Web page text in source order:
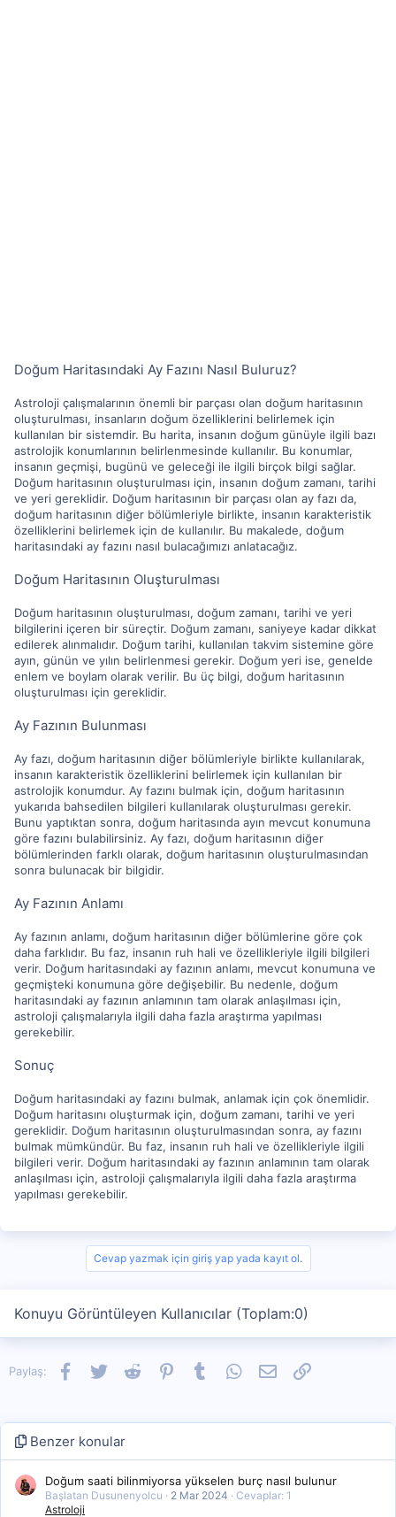
Doğum Haritasındaki Ay Fazını Nasıl Buluruz?
Astroloji çalışmalarının önemli bir parçası olan doğum haritasının
oluşturulması, insanların doğum özelliklerini belirlemek için
kullanılan bir sistemdir. Bu harita, insanın doğum günüyle ilgili bazı
astrolojik konumlarının belirlenmesinde kullanılır. Bu konumlar,
insanın geçmişi, bugünü ve geleceği ile ilgili birçok bilgi sağlar.
Doğum haritasının oluşturulması için, insanın doğum zamanı, tarihi
ve yeri gereklidir. Doğum haritasının bir parçası olan ay fazı da,
doğum haritasının diğer bölümleriyle birlikte, insanın karakteristik
özelliklerini belirlemek için de kullanılır. Bu makalede, doğum
haritasındaki ay fazını nasıl bulacağımızı anlatacağız.
Doğum Haritasının Oluşturulması
Doğum haritasının oluşturulması, doğum zamanı, tarihi ve yeri
bilgilerini içeren bir süreçtir. Doğum zamanı, saniyeye kadar dikkat
edilerek alınmalıdır. Doğum tarihi, kullanılan takvim sistemine göre
ayın, günün ve yılın belirlenmesi gerekir. Doğum yeri ise, genelde
enlem ve boylam olarak verilir. Bu üç bilgi, doğum haritasının
oluşturulması için gereklidir.
Ay Fazının Bulunması
Ay fazı, doğum haritasının diğer bölümleriyle birlikte kullanılarak,
insanın karakteristik özelliklerini belirlemek için kullanılan bir
astrolojik konumdur. Ay fazını bulmak için, doğum haritasının
yukarıda bahsedilen bilgileri kullanılarak oluşturulması gerekir.
Bunu yaptıktan sonra, doğum haritasında ayın mevcut konumuna
göre fazını bulabilirsiniz. Ay fazı, doğum haritasının diğer
bölümlerinden farklı olarak, doğum haritasının oluşturulmasından
sonra bulunacak bir bilgidir.
Ay Fazının Anlamı
Ay fazının anlamı, doğum haritasının diğer bölümlerine göre çok
daha farklıdır. Bu faz, insanın ruh hali ve özellikleriyle ilgili bilgileri
verir. Doğum haritasındaki ay fazının anlamı, mevcut konumuna ve
geçmişteki konumuna göre değişebilir. Bu nedenle, doğum
haritasındaki ay fazının anlamının tam olarak anlaşılması için,
astroloji çalışmalarıyla ilgili daha fazla araştırma yapılması
gerekebilir.
Sonuç
Doğum haritasındaki ay fazını bulmak, anlamak için çok önemlidir.
Doğum haritasını oluşturmak için, doğum zamanı, tarihi ve yeri
gereklidir. Doğum haritasının oluşturulmasından sonra, ay fazını
bulmak mümkündür. Bu faz, insanın ruh hali ve özellikleriyle ilgili
bilgileri verir. Doğum haritasındaki ay fazının anlamının tam olarak
anlaşılması için, astroloji çalışmalarıyla ilgili daha fazla araştırma
yapılması gerekebilir.
Cevap yazmak için giriş yap yada kayıt ol.
Konuyu Görüntüleyen Kullanıcılar (Toplam:0)
Paylaş: Facebook
TwitterReddit PinterestTumblrWhatsApp
E-postaLink
Benzer konular
Doğum saati bilinmiyorsa yükselen burç nasıl bulunur
Başlatan Dusunenyolcu 2 Mar 2024
Cevaplar: 1
Astroloji